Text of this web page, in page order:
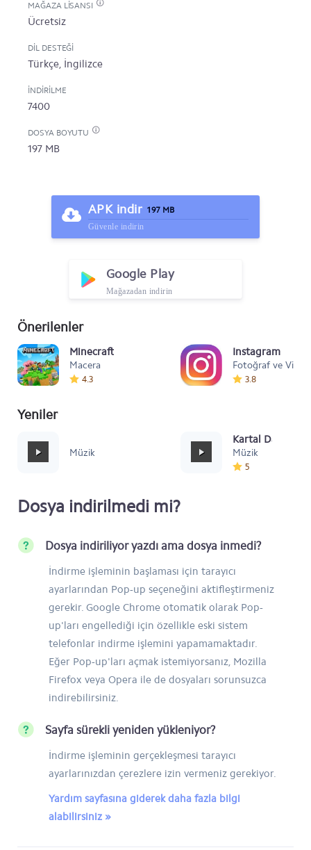
MAĞAZA LISANSI
Ücretsiz
DIL DESTEĞI
Türkçe, İngilizce
İNDIRILME
7400
DOSYA BOYUTU
197 MB
APK indir 197 MB
Güvenle indirin
Google Play
Mağazadan indirin
Önerilenler
Minecraft
Macera
4.3
Instagram
Fotoğraf ve Video
3.8
Yeniler
Müzik
Kartal Dansı
Müzik
5
Dosya indirilmedi mi?
Dosya indiriliyor yazdı ama dosya inmedi?
İndirme işleminin başlaması için tarayıcı
ayarlarından Pop-up seçeneğini aktifleştirmeniz
gerekir. Google Chrome otomatik olarak Pop-
up'ları engellediği için özellikle eski sistem
telefonlar indirme işlemini yapamamaktadır.
Eğer Pop-up'ları açmak istemiyorsanız, Mozilla
Firefox veya Opera ile de dosyaları sorunsuzca
indirebilirsiniz.
Sayfa sürekli yeniden yükleniyor?
İndirme işleminin gerçekleşmesi tarayıcı
ayarlarınızdan çerezlere izin vermeniz gerekiyor.
Yardım sayfasına giderek daha fazla bilgi
alabilirsiniz »